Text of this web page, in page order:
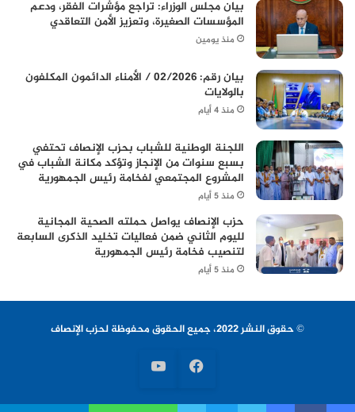
بيان مجلس الوزراء: تراجع مؤشرات الفقر، ودعم
المؤسسات الصغيرة، وتعزيز الأمن التعاقدي
منذ يومين
بيان رقم: 02/2026 / الأمناء الدائمون المكلفون
بالولايات
منذ 4 أيام
اللجنة الوطنية للشباب بحزب الإنصاف تحتفي
بسبع سنوات من الإنجاز وتؤكد مكانة الشباب في
المشروع المجتمعي لفخامة رئيس الجمهورية
منذ 5 أيام
حزب الإنصاف يواصل حملته الصحية المجانية
لليوم الثاني ضمن فعاليات تخليد الذكرى السابعة
لتنصيب فخامة رئيس الجمهورية
منذ 5 أيام
© حقوق النشر 2022، جميع الحقوق محفوظة لحزب الإنصاف